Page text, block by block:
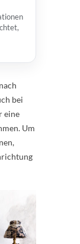
bei
eine
Um